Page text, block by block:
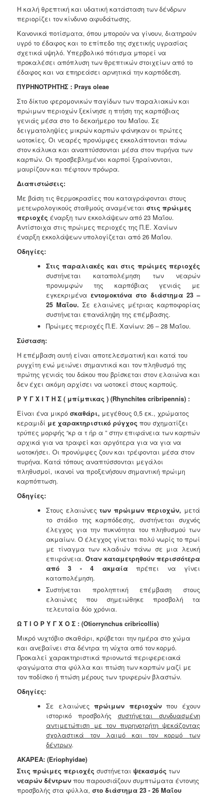
Η καλή θρεπτική και υδατική κατάσταση των δένδρων
περιορίζει τον κίνδυνο αφυδάτωσης.
Κανονικά ποτίσματα, όπου μπορούν να γίνουν, διατηρούν
υγρό το έδαφος και το επίπεδο της σχετικής υγρασίας
σχετικά υψηλό. Υπερβολικό πότισμα μπορεί να
προκαλέσει απόπλυση των θρεπτικών στοιχείων από το
έδαφος και να επηρεάσει αρνητικά την καρπόδεση.
ΠΥΡΗΝΟΤΡΗΤΗΣ : Prays oleae
Στο δίκτυο φερομονικών παγίδων των παραλιακών και
πρώιμων περιοχών ξεκίνησε η πτήση της καρπόβιας
γενιάς μέσα στο 1ο δεκαήμερο του Μαΐου. Σε
δειγματοληψίες μικρών καρπών φάνηκαν οι πρώτες
ωοτοκίες. Οι νεαρές προνύμφες εκκολάπτονται πάνω
στον κάλυκα και αναπτύσσονται μέσα στον πυρήνα των
καρπών. Οι προσβεβλημένοι καρποί ξηραίνονται,
μαυρίζουν και πέφτουν πρόωρα.
Διαπιστώσεις:
Με βάση τις θερμοκρασίες που καταγράφονται στους
μετεωρολογικούς σταθμούς αναμένεται στις πρώιμες
περιοχές έναρξη των εκκολάψεων από 23 Μαΐου.
Αντίστοιχα στις πρώιμες περιοχές της Π.Ε. Χανίων
έναρξη εκκολάψεων υπολογίζεται από 26 Μαΐου.
Οδηγίες:
Στις παραλιακές και στις πρώιμες περιοχές
συστήνεται
καταπολέμηση των νεαρών
προνυμφών της καρπόβιας γενιάς με
εγκεκριμένα εντομοκτόνα στο διάστημα 23 –
25 Μαΐου. Σε ελαιώνες μέτριας καρποφορίας
συστήνεται επανάληψη της επέμβασης.
Πρώιμες περιοχές Π.Ε. Χανίων: 26 – 28 Μαΐου.
Σύσταση:
Η επέμβαση αυτή είναι αποτελεσματική και κατά του
ρυγχίτη ενώ μειώνει σημαντικά και τον πληθυσμό της
πρώτης γενιάς του δάκου που βρίσκεται στον ελαιώνα και
δεν έχει ακόμη αρχίσει να ωοτοκεί στους καρπούς.
Ρ Υ Γ Χ Ι Τ Η Σ ( μπίμπικας ) (Rhynchites cribripennis) :
Είναι ένα μικρό σκαθάρι, μεγέθους 0,5 εκ., χρώματος
κεραμιδί με χαρακτηριστικό ρύγχος που σχηματίζει
τρύπες μορφής “κρ α τ ήρ α ” στην επιφάνεια των καρπών
αρχικά για να τραφεί και αργότερα για να για να
ωοτοκήσει. Οι προνύμφες ζουν και τρέφονται μέσα στον
πυρήνα. Κατά τόπους αναπτύσσονται μεγάλοι
πληθυσμοί, ικανοί να προξενήσουν σημαντική πρώιμη
καρπόπτωση.
Οδηγίες:
Στους ελαιώνεςτων πρώιμων περιοχών, μετά
το στάδιο της καρπόδεσης, συστήνεται συχνός
έλεγχος για την πυκνότητα του πληθυσμού των
ακμαίων. Ο έλεγχος γίνεται πολύ νωρίς το πρωί
με τίναγμα των κλαδιών πάνω σε μια λευκή
επιφάνεια. Όταν καταμετρηθούν περισσότερα
από 3 - 4 ακμαίαπρέπει να γίνει
καταπολέμηση.
Συστήνεται προληπτική επέμβαση στους
ελαιώνες που σημειώθηκε προσβολή τα
τελευταία δύο χρόνια.
Ω Τ Ι Ο Ρ Υ Γ Χ Ο Σ : (Otiorrynchus cribricollis)
Μικρό νυχτόβιο σκαθάρι, κρύβεται την ημέρα στο χώμα
και ανεβαίνει στα δέντρα τη νύχτα από τον κορμό.
Προκαλεί χαρακτηριστικά πριονωτά περιφερειακά
φαγώματα στα φύλλα και πτώση των καρπών μαζί με
τον ποδίσκο ή πτώση μέρους των τρυφερών βλαστών.
Οδηγίες:
Σε ελαιώνεςπρώιμων περιοχώνπου έχουν
ιστορικό προσβολής
συστήνεται συνδυασμένη
αντιμετώπιση με τον πυρηνοτρήτη ψεκάζοντας
σχολαστικά τον λαιμό και τον κορμό των
δέντρων.
ΑΚΑΡΕΑ: (Eriophyidae)
Στις πρώιμες περιοχές συστήνεται ψεκασμός των
νεαρών δέντρων που παρουσιάζουν συμπτώματα έντονης
προσβολής στα φύλλα, στο διάστημα 23 - 26 Μαΐου